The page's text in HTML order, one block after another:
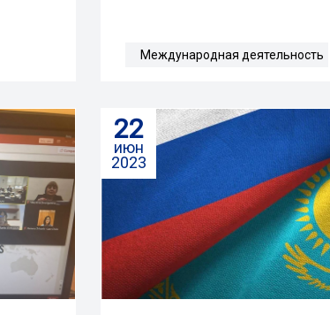
Международная деятельность
22
июн
2023